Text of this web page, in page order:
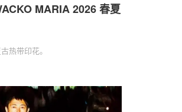
MARIA 2026 春夏
热带印花。